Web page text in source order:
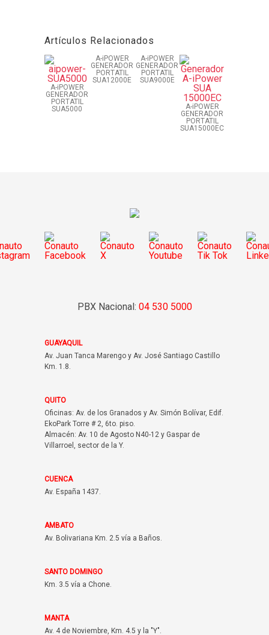
Artículos Relacionados
A-iPOWER
GENERADOR
PORTATIL
SUA5000
A-iPOWER
GENERADOR
PORTATIL
SUA12000E
A-iPOWER
GENERADOR
PORTATIL
SUA9000E
A-iPOWER
GENERADOR
PORTATIL
SUA15000EC
PBX Nacional: 04 530 5000
GUAYAQUIL
Av. Juan Tanca Marengo y Av. José Santiago Castillo
Km. 1.8.
QUITO
Oficinas: Av. de los Granados y Av. Simón Bolívar, Edif.
EkoPark Torre # 2, 6to. piso.
Almacén: Av. 10 de Agosto N40-12 y Gaspar de
Villarroel, sector de la Y.
CUENCA
Av. España 1437.
AMBATO
Av. Bolivariana Km. 2.5 vía a Baños.
SANTO DOMINGO
Km. 3.5 vía a Chone.
MANTA
Av. 4 de Noviembre, Km. 4.5 y la "Y".